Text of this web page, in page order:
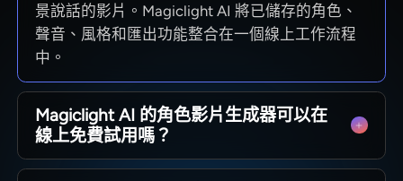
景說話的影片。Magiclight AI 將已儲存的角色、
聲音、風格和匯出功能整合在一個線上工作流程
中。
Magiclight AI 的角色影片生成器可以在
線上免費試用嗎？
在線上選擇付費方案前，您可以先探索這款免費